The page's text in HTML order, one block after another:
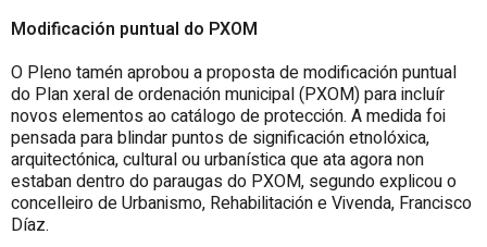
Modificación puntual do PXOM
O Pleno tamén aprobou a proposta de modificación puntual
do Plan xeral de ordenación municipal (PXOM) para incluír
novos elementos ao catálogo de protección. A medida foi
pensada para blindar puntos de significación etnolóxica,
arquitectónica, cultural ou urbanística que ata agora non
estaban dentro do paraugas do PXOM, segundo explicou o
concelleiro de Urbanismo, Rehabilitación e Vivenda, Francisco
Díaz.